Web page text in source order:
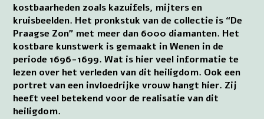
kostbaarheden zoals kazuifels, mijters en
kruisbeelden. Het pronkstuk van de collectie is “De
Praagse Zon” met meer dan 6000 diamanten. Het
kostbare kunstwerk is gemaakt in Wenen in de
periode 1696-1699. Wat is hier veel informatie te
lezen over het verleden van dit heiligdom. Ook een
portret van een invloedrijke vrouw hangt hier. Zij
heeft veel betekend voor de realisatie van dit
heiligdom.